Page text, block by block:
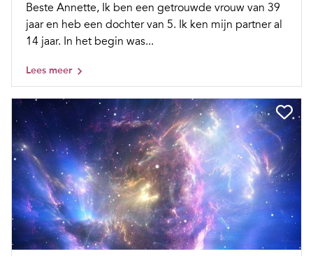
Beste Annette, Ik ben een getrouwde vrouw van 39
jaar en heb een dochter van 5. Ik ken mijn partner al
14 jaar. In het begin was...
Lees meer